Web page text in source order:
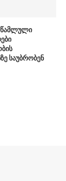
საუბრობენ